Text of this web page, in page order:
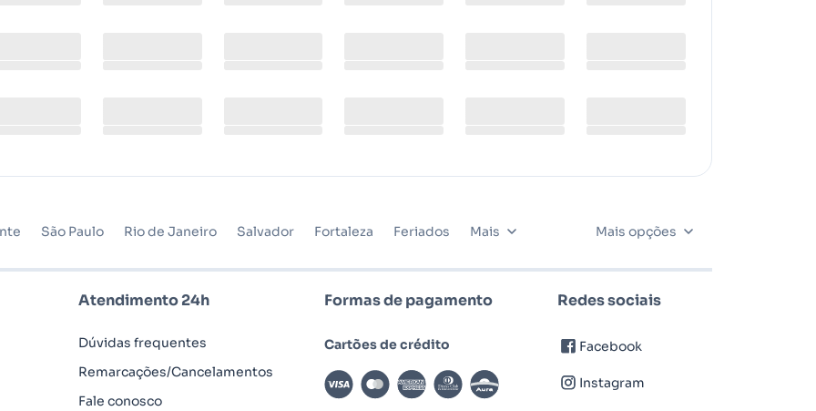
São Paulo Rio de Janeiro Salvador Fortaleza Feriados Mais Mais opções
Atendimento 24h
Dúvidas frequentes
Remarcações/Cancelamentos
Fale conosco
Formas de pagamento
Cartões de crédito
Redes sociais
Facebook
Instagram